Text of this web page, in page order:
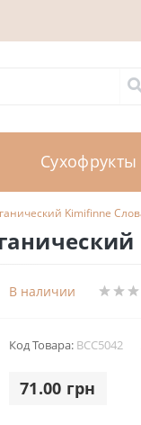
Сухофрукты
Kimifinne
В наличии
Код Товара: BCC5042
71.00 грн